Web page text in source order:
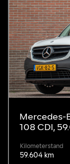
Mercedes-
108 CDI,
Kilometerstand
59.604 km